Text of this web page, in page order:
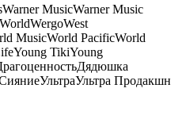
Warner MusicWarner Music
WergoWest
MusicWorld PacificWorld
Young TikiYoung
Дядюшка
УльтраУльтра Продакшн